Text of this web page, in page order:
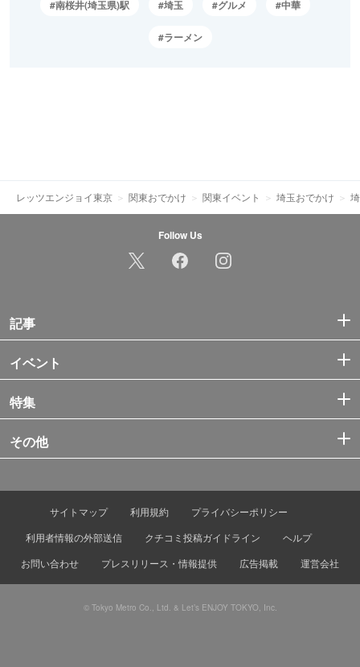
南桜井(埼玉県)駅 埼玉 グルメ 中華
ラーメン
レッツエンジョイ東京 関東おでかけ 関東イベント 埼玉おでかけ
Follow Us
記事
イベント
特集
その他
サイトマップ 利用規約
プライバシーポリシー
利用者情報の外部送信
クチコミ投稿ガイドライン
ヘルプ
お問い合わせ
プレスリリース・情報提供 広告掲載 運営会社
© Tokyo Metro Co., Ltd. & Let’s ENJOY TOKYO, Inc.